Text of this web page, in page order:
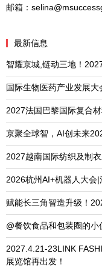
邮箱：
最新信息
智耀京城,链动三地！
国际生物医药产业发展
2027法国巴黎国际复合
京聚全球智，AI创未来
2027越南国际纺织及制
2026杭州AI+机器人大会
赋能长三角智造升级！
@餐饮食品和包装圈的小
2027.4.21-23LINK
展览馆再出发！